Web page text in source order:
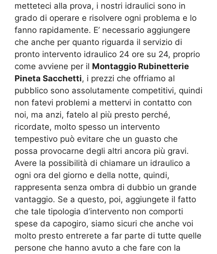
metteteci alla prova, i nostri idraulici sono in
grado di operare e risolvere ogni problema e lo
fanno rapidamente. E’ necessario aggiungere
che anche per quanto riguarda il servizio di
pronto intervento idraulico 24 ore su 24, proprio
come avviene per il Montaggio Rubinetterie
Pineta Sacchetti, i prezzi che offriamo al
pubblico sono assolutamente competitivi, quindi
non fatevi problemi a mettervi in contatto con
noi, ma anzi, fatelo al più presto perché,
ricordate, molto spesso un intervento
tempestivo può evitare che un guasto che
possa provocarne degli altri ancora più gravi.
Avere la possibilità di chiamare un idraulico a
ogni ora del giorno e della notte, quindi,
rappresenta senza ombra di dubbio un grande
vantaggio. Se a questo, poi, aggiungete il fatto
che tale tipologia d’intervento non comporti
spese da capogiro, siamo sicuri che anche voi
molto presto entrerete a far parte di tutte quelle
persone che hanno avuto a che fare con la